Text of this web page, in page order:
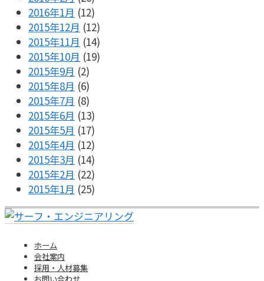
2016年1月 (12)
2015年12月 (12)
2015年11月 (14)
2015年10月 (19)
2015年9月 (2)
2015年8月 (6)
2015年7月 (8)
2015年6月 (13)
2015年5月 (17)
2015年4月 (12)
2015年3月 (14)
2015年2月 (22)
2015年1月 (25)
ホーム
会社案内
採用・人材募集